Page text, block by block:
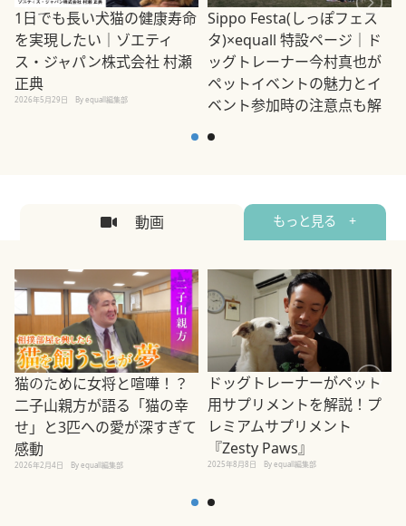
1日でも長い犬猫の健康寿命
を実現したい｜ゾエティ
ス・ジャパン株式会社 村瀬
正典
2026年5月29日 By equall編集部
Sippo Festa(しっぽフェス
タ)×equall 特設ページ｜ド
ッグトレーナー今村真也が
ペットイベントの魅力とイ
ベント参加時の注意点も解
2026年5月12日
動画 もっと見る +
猫のために女将と喧嘩！？
二子山親方が語る「猫の幸
せ」と3匹への愛が深すぎて
感動
2026年2月4日 By equall編集部
ドッグトレーナーがペット
用サプリメントを解説！プ
レミアムサプリメント
『Zesty Paws』
2025年8月8日 By equall編集部